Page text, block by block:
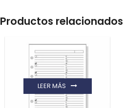
Productos relacionados
LEER MÁS